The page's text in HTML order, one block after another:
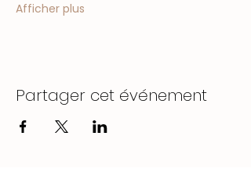
Afficher plus
Partager cet événement